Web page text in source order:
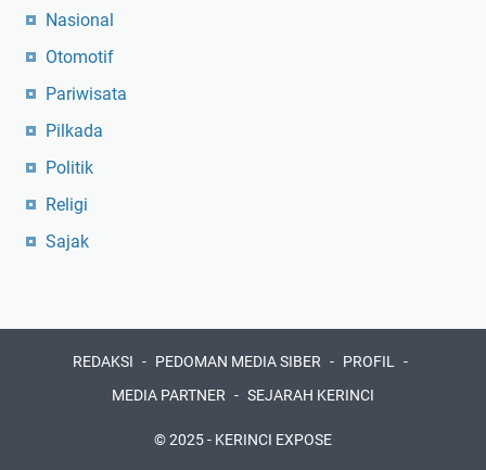
Nasional
Otomotif
Pariwisata
Pilkada
Politik
Religi
Sajak
REDAKSI PEDOMAN MEDIA SIBER
PROFIL
MEDIA PARTNER
SEJARAH KERINCI
© 2025 - KERINCI EXPOSE